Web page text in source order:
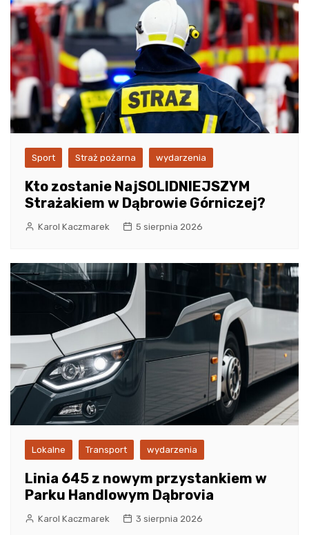
Sport Straż pożarna wydarzenia
Kto zostanie NajSOLIDNIEJSZYM
Strażakiem w Dąbrowie Górniczej?
Karol Kaczmarek 5 sierpnia 2026
Lokalne Transport wydarzenia
Linia 645 z nowym przystankiem w
Parku Handlowym Dąbrovia
Karol Kaczmarek 3 sierpnia 2026